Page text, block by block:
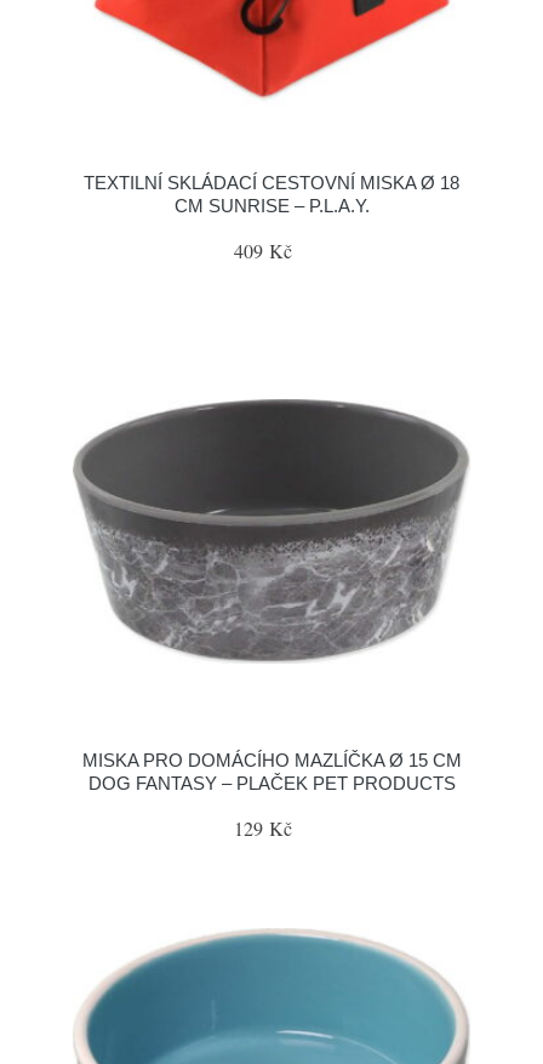
TEXTILNÍ SKLÁDACÍ CESTOVNÍ MISKA Ø 18
CM SUNRISE – P.L.A.Y.
409 Kč
MISKA PRO DOMÁCÍHO MAZLÍČKA Ø 15 CM
DOG FANTASY – PLAČEK PET PRODUCTS
129 Kč